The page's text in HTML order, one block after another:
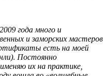
года много и
и заморских мастеров
есть на моей
Постоянно
их на практике,